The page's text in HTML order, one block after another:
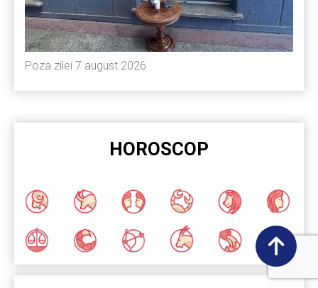
Poza zilei 7 august 2026
HOROSCOP